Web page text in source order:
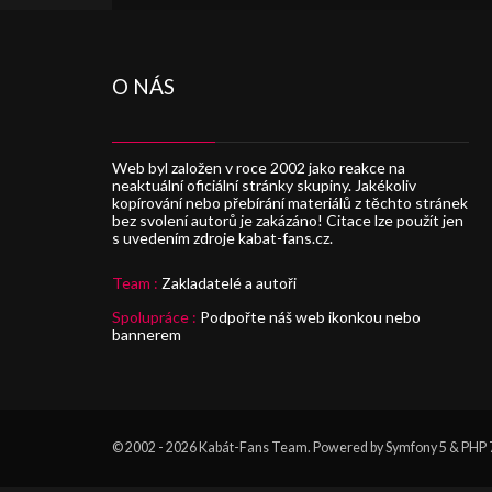
O NÁS
Web byl založen v roce 2002 jako reakce na
neaktuální oficiální stránky skupiny. Jakékoliv
kopírování nebo přebírání materiálů z těchto stránek
bez svolení autorů je zakázáno! Citace lze použít jen
s uvedením zdroje kabat-fans.cz.
Team : Zakladatelé a autoři
Spolupráce : Podpořte náš web ikonkou nebo
bannerem
© 2002 - 2026 Kabát-Fans Team. Powered by Symfony 5 & PHP